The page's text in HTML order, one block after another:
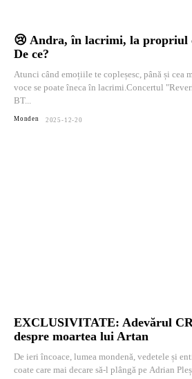
😢 Andra, în lacrimi, la propriul
De ce?
Atunci când emoțiile te copleșesc, până și cea
voce se poate îneca în lacrimi.Concertul
BT...
Monden 2025-12-20
EXCLUSIVITATE: Adevărul
despre moartea lui Artan
De ieri încoace, lumea mondenă, vedetele și
coate care mai decare să-l plângă pe Adrian